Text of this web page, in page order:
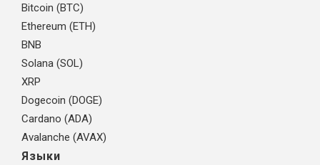
Bitcoin (BTC)
Ethereum (ETH)
BNB
Solana (SOL)
XRP
Dogecoin (DOGE)
Cardano (ADA)
Avalanche (AVAX)
Языки